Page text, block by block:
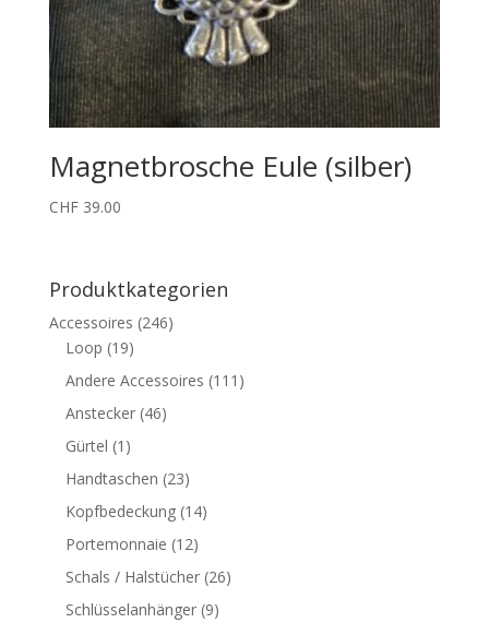
Magnetbrosche Eule (silber)
CHF39.00
Produktkategorien
Accessoires (246)
Loop (19)
Andere Accessoires (111)
Anstecker (46)
Gürtel (1)
Handtaschen (23)
Kopfbedeckung (14)
Portemonnaie (12)
Schals / Halstücher (26)
Schlüsselanhänger (9)